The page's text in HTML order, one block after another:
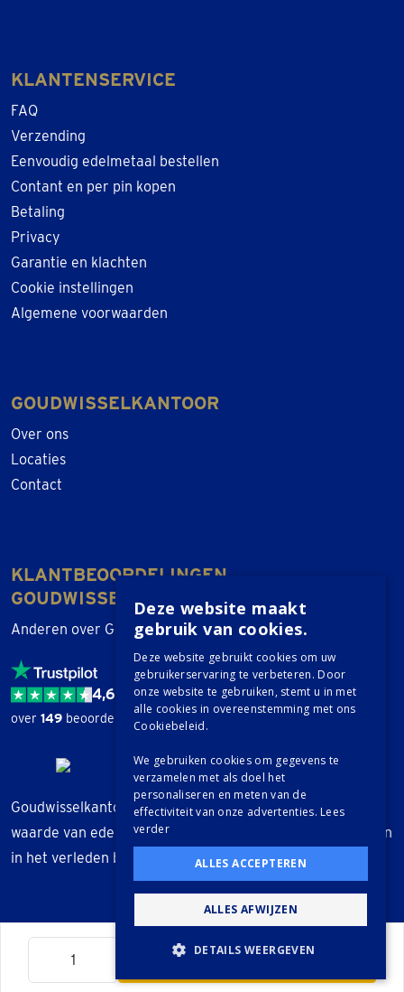
In winkelwagen
KLANTENSERVICE
FAQ
Verzending
Eenvoudig edelmetaal bestellen
Contant en per pin kopen
Betaling
Privacy
Garantie en klachten
Cookie instellingen
Algemene voorwaarden
GOUDWISSELKANTOOR
Over ons
Locaties
Contact
KLANTBEOORDELINGEN
GOUDWISSELKANTOOR
Anderen over Goudwisselkantoor
4,6 / 5
over 149 beoordelingen.
Goudwisselkantoor geeft geen beleggingsadvies. De
waarde van edelmetalen kan fluctueren. Waardestijgingen
in het verleden bieden geen garantie voor de toekomst.
© Goudwisselkantoor
Deze website maakt
gebruik van cookies.
Deze website gebruikt cookies om uw
gebruikerservaring te verbeteren. Door
onze website te gebruiken, stemt u in met
alle cookies in overeenstemming met ons
Cookiebeleid.
We gebruiken cookies om gegevens te
verzamelen met als doel het
personaliseren en meten van de
effectiviteit van onze advertenties.Lees
verder
ALLES ACCEPTEREN
ALLES AFWIJZEN
DETAILS WEERGEVEN
STRIKT NOODZAKELIJK